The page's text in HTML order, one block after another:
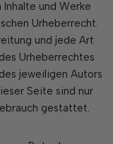
und Werke
Urheberrecht.
und jede Art
Urheberrechtes
jeweiligen Autors
Seite sind nur
gestattet.